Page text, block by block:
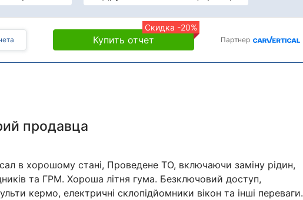
Скидка -20%
Купить отчет Партнер
продавца
в хорошому стані, Проведене ТО, включаючи заміну рідин,
та ГРМ. Хороша літня гума. Безключовий доступ,
кермо, електричні склопідйомники вікон та інші переваги.